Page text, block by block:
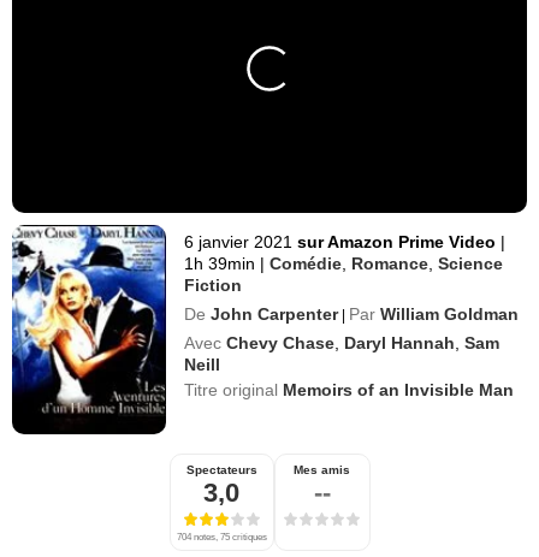
6 janvier 2021 sur Amazon Prime Video |
1h 39min | Comédie Romance ,Science
Fiction
De John Carpenter | Par William Goldman
Avec Chevy Chase Daryl Hannah ,Sam
Neill
Titre original Memoirs of an Invisible Man
Spectateurs
3,0
704 notes, 75 critiques
Mes amis
--